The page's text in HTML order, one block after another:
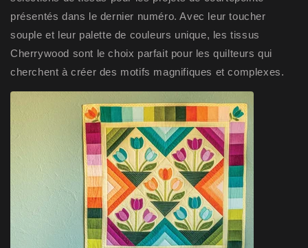
présentés dans le dernier numéro. Avec leur toucher
souple et leur palette de couleurs unique, les tissus
Cherrywood sont le choix parfait pour les quilteurs qui
cherchent à créer des motifs magnifiques et complexes.